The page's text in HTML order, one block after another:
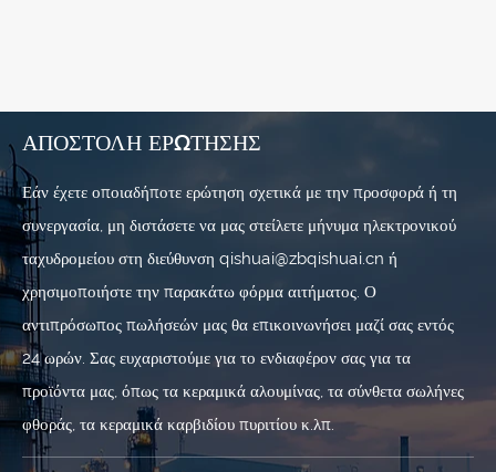
ΑΠΟΣΤΟΛΉ ΕΡΏΤΗΣΗΣ
Εάν έχετε οποιαδήποτε ερώτηση σχετικά με την προσφορά ή τη
συνεργασία, μη διστάσετε να μας στείλετε μήνυμα ηλεκτρονικού
ταχυδρομείου στη διεύθυνση qishuai@zbqishuai.cn ή
χρησιμοποιήστε την παρακάτω φόρμα αιτήματος. Ο
αντιπρόσωπος πωλήσεών μας θα επικοινωνήσει μαζί σας εντός
24 ωρών. Σας ευχαριστούμε για το ενδιαφέρον σας για τα
προϊόντα μας, όπως τα κεραμικά αλουμίνας, τα σύνθετα σωλήνες
φθοράς, τα κεραμικά καρβιδίου πυριτίου κ.λπ.